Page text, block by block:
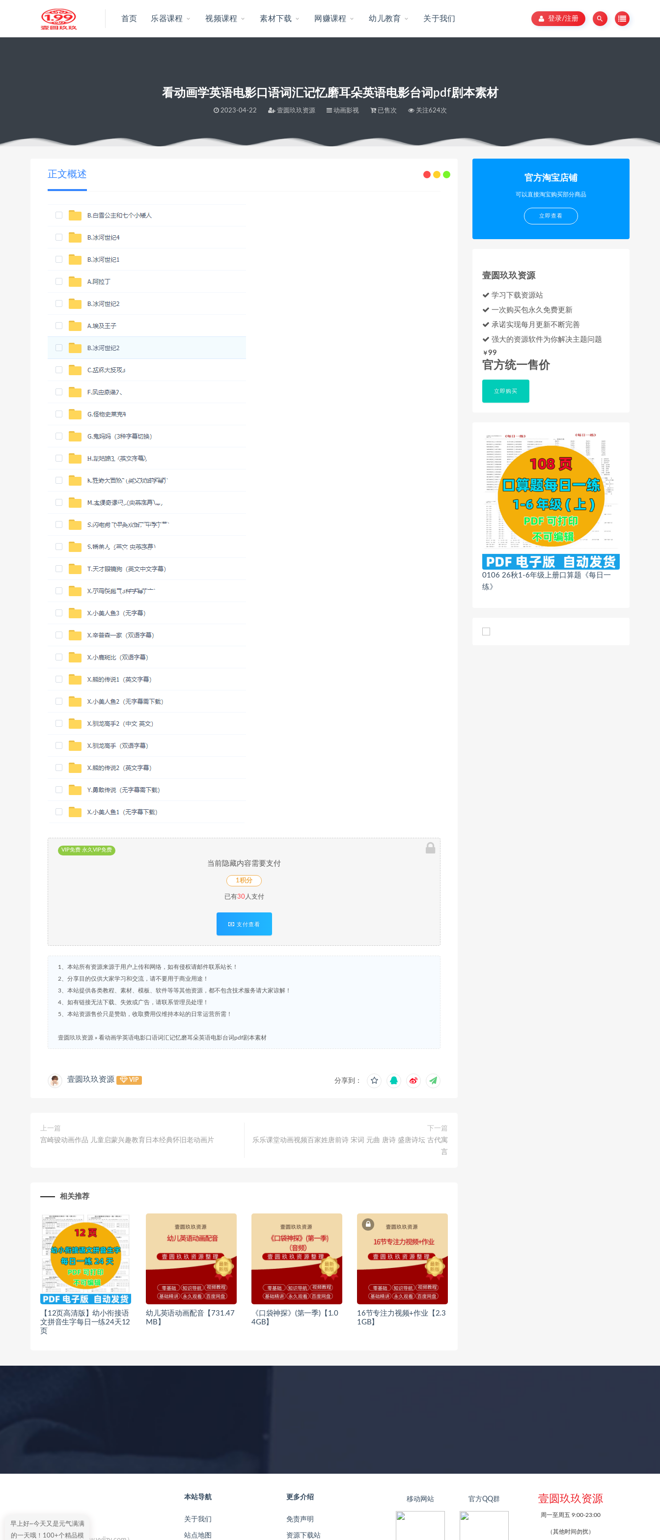
首页 乐器课程 视频课程 素材下载 网赚课程 幼儿教育 关于我们 登录/注册
看动画学英语电影口语词汇记忆磨耳朵英语电影台词pdf剧本素材
2023-04-22 壹圆玖玖资源 动画影视 已售次 关注624次
当前位置： 看动画学英语电影口语词汇记忆磨耳朵英语电影台词pdf剧本素材
正文概述
VIP免费 永久VIP免费
当前隐藏内容需要支付
1积分
已有30人支付
支付查看
1、本站所有资源来源于用户上传和网络，如有侵权请邮件联系站长！
2、分享目的仅供大家学习和交流，请不要用于商业用途！
3、本站提供各类教程、素材、模板、软件等等其他资源，都不包含技术服务请大家谅解！
4、如有链接无法下载、失效或广告，请联系管理员处理！
5、本站资源售价只是赞助，收取费用仅维持本站的日常运营所需！
壹圆玖玖资源 » 看动画学英语电影口语词汇记忆磨耳朵英语电影台词pdf剧本素材
壹圆玖玖资源 VIP 分享到：
上一篇
宫崎骏动画作品 儿童启蒙兴趣教育日本经典怀旧老动画片
下一篇
乐乐课堂动画视频百家姓唐前诗 宋词 元曲 唐诗 盛唐诗坛 古代寓
言
相关推荐
【12页高清版】幼小衔接语
文拼音生字每日一练24天12
页
幼儿英语动画配音【731.47
MB】
《口袋神探》(第一季)【1.0
4GB】
16节专注力视频+作业【2.3
1GB】
官方淘宝店铺
可以直接淘宝购买部分商品
立即查看
壹圆玖玖资源
学习下载资源站
一次购买包永久免费更新
承诺实现每月更新不断完善
强大的资源软件为你解决主题问题
￥99
官方统一售价
立即购买
0106 26秋1-6年级上册口算题《每日一
练》
本站导航
关于我们
站点地图
更多介绍
免责声明
资源下载站
移动网站 官方QQ群 壹圆玖玖资源
周一至周五 9:00-23:00
（其他时间勿扰）
早上好~今天又是元气满满
的一天哦！100+个精品模